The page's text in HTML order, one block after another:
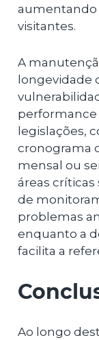
aumentando
visitantes.
A
longevidade
performance
legislações,
cronograma
mensal ou
áreas
de
problemas
enquanto a
facilita a
Ao longo